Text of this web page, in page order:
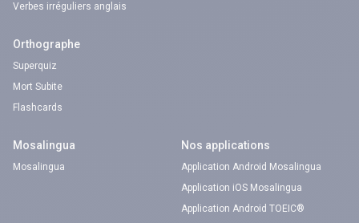
Verbes irréguliers anglais
Orthographe
Superquiz
Mort Subite
Flashcards
Mosalingua
Mosalingua
Nos applications
Application Android Mosalingua
Application iOS Mosalingua
Application Android TOEIC®